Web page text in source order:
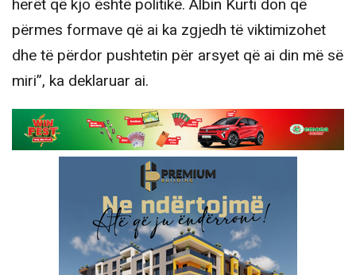
herët që kjo është politikë. Albin Kurti don që
përmes formave që ai ka zgjedh të viktimizohet
dhe të përdor pushtetin për arsyet që ai din më së
miri”, ka deklaruar ai.